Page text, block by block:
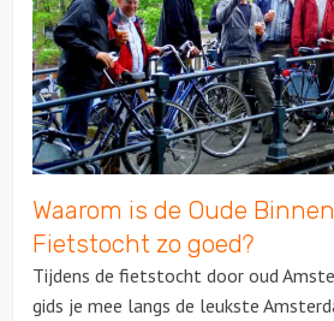
Rondleidingen
Locaties
Feesten
Over ons
Waarom is de Oude
Fietstocht zo goed?
Tijdens de fietstocht door oud
gids je mee langs de leukste